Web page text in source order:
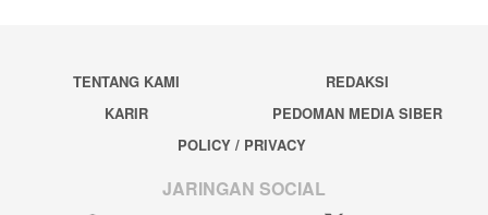
TENTANG KAMI
REDAKSI
KARIR
PEDOMAN MEDIA SIBER
POLICY / PRIVACY
JARINGAN SOCIAL